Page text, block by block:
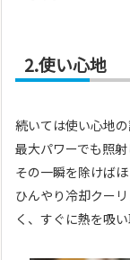
2.使い心地
続いては使い心地
最大パワーでも照
その一瞬を除けば
ひんやり冷却クー
く、すぐに熱を吸い